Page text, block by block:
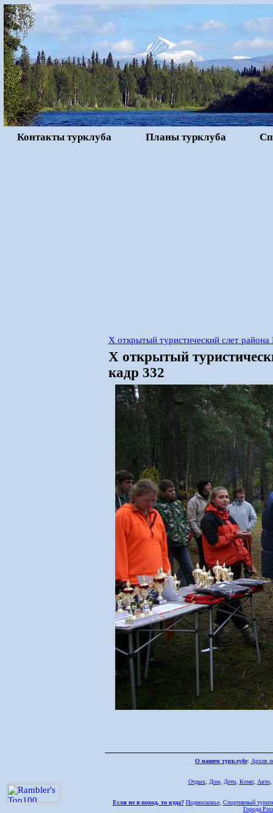
Контакты турклуба Планы турклуба
X открытый туристический слет
X открытый
кадр 332
О нашем турклубе: Архив
Отдых, Дом, Дети, Комп, Авто,
Если не в поход, то куда? Подмосковье, Спортивный
Города